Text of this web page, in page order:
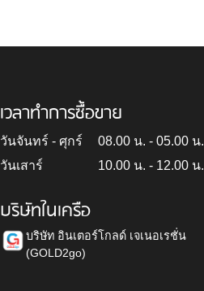
เวลาทำการซื้อขาย
วันจันทร์ - ศุกร์
08.00 น. - 05.00 น.
วันเสาร์
10.00 น. - 12.00 น.
บริษัทในเครือ
บริษัท อินเตอร์โกลด์ เจเนอเรชั่น
(GOLD2go)